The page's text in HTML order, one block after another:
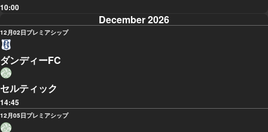
10:00
December 2026
12月02日プレミアシップ
ダンディーFC
セルティック
14:45
12月05日プレミアシップ